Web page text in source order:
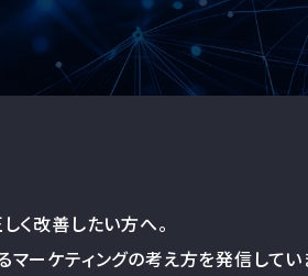
く改善したい方へ。
ーケティングの考え方を発信してい